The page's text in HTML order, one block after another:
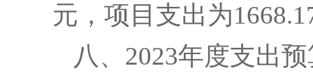
元，项目支出为
八、 2023年度支出